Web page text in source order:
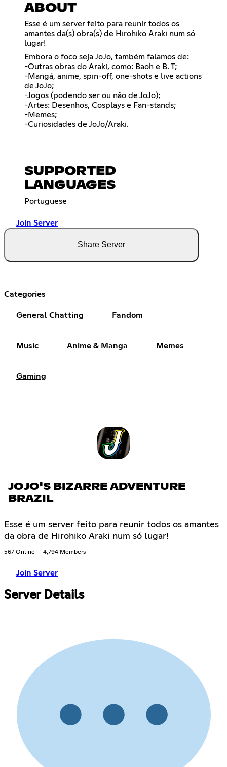
ABOUT
Esse é um server feito para reunir todos os
amantes da(s) obra(s) de Hirohiko Araki num só
lugar!
Embora o foco seja JoJo, também falamos de:
-Outras obras do Araki, como: Baoh e B. T;
-Mangá, anime, spin-off, one-shots e live actions
de JoJo;
-Jogos (podendo ser ou não de JoJo);
-Artes: Desenhos, Cosplays e Fan-stands;
-Memes;
-Curiosidades de JoJo/Araki.
SUPPORTED
LANGUAGES
Portuguese
Join Server
Share Server
Categories
General Chatting Fandom
Music Anime & Manga Memes
Gaming
JOJO'S BIZARRE ADVENTURE
BRAZIL
Esse é um server feito para reunir todos os amantes
da obra de Hirohiko Araki num só lugar!
567 Online 4,794 Members
Join Server
Server Details